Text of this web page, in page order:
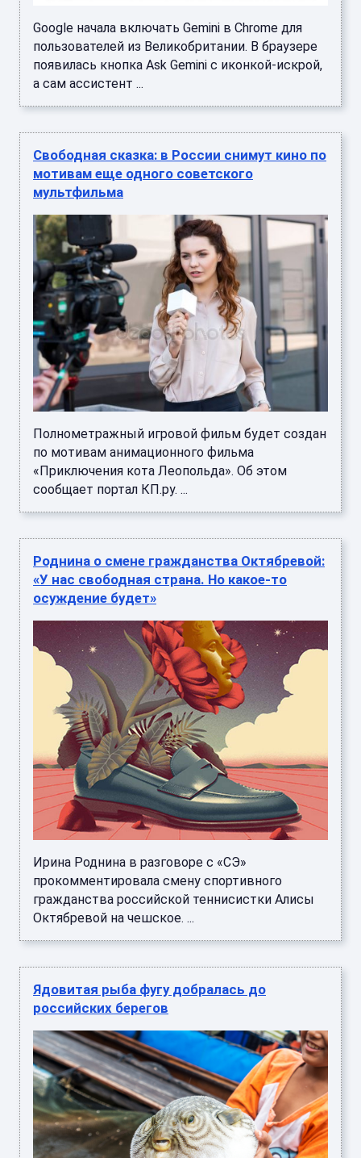
Google начала включать Gemini в Chrome для
пользователей из Великобритании. В браузере
появилась кнопка Ask Gemini с иконкой-искрой,
а сам ассистент ...
Свободная сказка: в России снимут кино по
мотивам еще одного советского
мультфильма
Полнометражный игровой фильм будет создан
по мотивам анимационного фильма
«Приключения кота Леопольда». Об этом
сообщает портал КП.ру. ...
Роднина о смене гражданства Октябревой:
«У нас свободная страна. Но какое-то
осуждение будет»
Ирина Роднина в разговоре с «СЭ»
прокомментировала смену спортивного
гражданства российской теннисистки Алисы
Октябревой на чешское. ...
Ядовитая рыба фугу добралась до
российских берегов